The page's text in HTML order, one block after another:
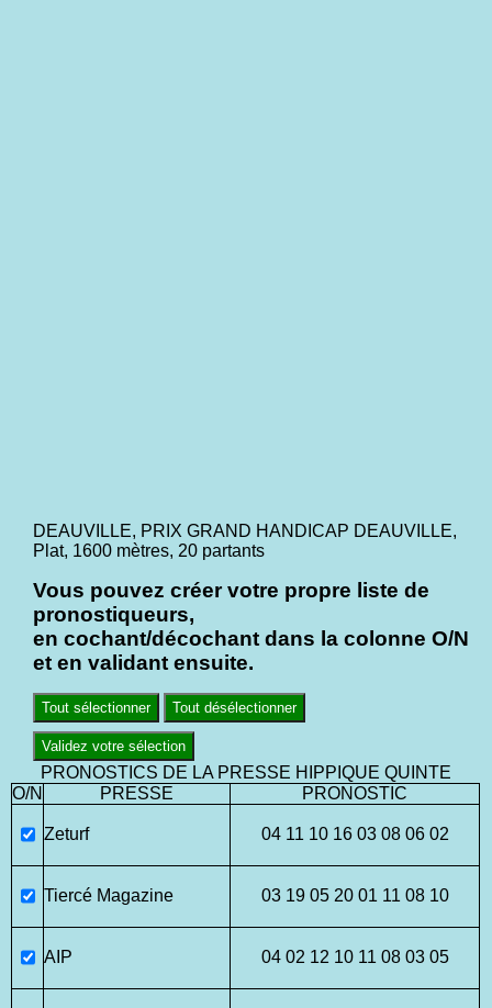
DEAUVILLE, PRIX GRAND HANDICAP DEAUVILLE,
Plat, 1600 mètres, 20 partants
Vous pouvez créer votre propre liste de
pronostiqueurs,
en cochant/décochant dans la colonne O/N
et en validant ensuite.
Tout sélectionner Tout désélectionner
Validez votre sélection
PRONOSTICS DE LA PRESSE HIPPIQUE QUINTE
O/N
PRESSE PRONOSTIC
Zeturf 04 11 10 16 03 08 06 02
Tiercé Magazine 03 19 05 20 01 11 08 10
AIP 04 02 12 10 11 08 03 05